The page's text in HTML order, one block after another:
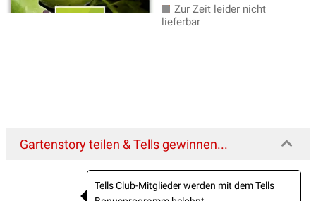
Zur Zeit leider nicht
lieferbar
Gartenstory teilen & Tells gewinnen...
Tells Club-Mitglieder werden mit dem Tells